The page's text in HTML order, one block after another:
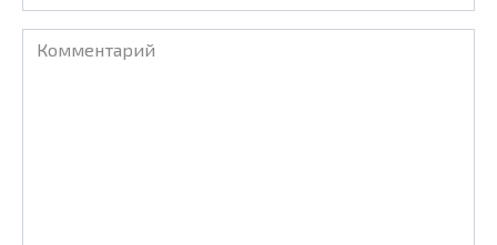
Комментарий